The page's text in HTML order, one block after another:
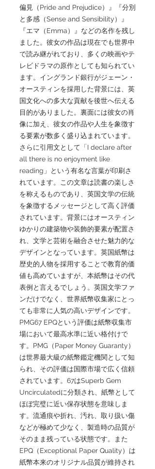
偏見（Pride and Prejudice）』『分別
と多感（Sense and Sensibility）』
『エマ（Emma）』などの名作を残し
ました。彼女の作品は現在でも世界中
で読み継がれており、多くの映画やテ
レビドラマの原作としても知られてい
ます。イングランド銀行がジェーン・
オースティンを採用した背景には、英
国文化への多大な貢献を後世へ伝える
目的がありました。裏面には彼女の肖
像に加え、彼女の作品や人生を象徴す
る要素が数多く盛り込まれています。
さらに引用文として「I declare after
all there is no enjoyment like
reading」という有名な言葉が印刷さ
れています。この文章は読書の楽しさ
を称えるものであり、英国文学の伝統
を象徴するメッセージとして高く評価
されています。背景にはオースティン
ゆかりの建築物や装飾的要素が配置さ
れ、文学と芸術を融合させた魅力的な
デザインとなっています。英国紙幣は
歴史的人物を採用することで教育的価
値も高めていますが、本紙幣はその代
表例と言えるでしょう。英国文学ファ
ンだけでなく、世界紙幣収集家にとっ
ても非常に人気の高いデザインです。
PMG67 EPQという評価は紙幣収集市
場において最高水準に近い格付けで
す。PMG（Paper Money Guaranty）
は世界最大級の紙幣鑑定機関として知
られ、その評価は国際市場で広く信頼
されています。67はSuperb Gem
Uncirculatedに分類され、紙幣として
ほぼ完璧に近い保存状態を意味しま
す。流通痕や折れ、汚れ、取り扱い傷
などが極めて少なく、製造時の品質が
そのまま残っている状態です。また
EPQ（Exceptional Paper Quality）は
紙幣本来のオリジナル品質が維持され